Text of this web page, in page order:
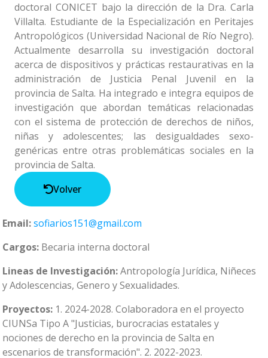
doctoral CONICET bajo la dirección de la Dra. Carla
Villalta. Estudiante de la Especialización en Peritajes
Antropológicos (Universidad Nacional de Río Negro).
Actualmente desarrolla su investigación doctoral
acerca de dispositivos y prácticas restaurativas en la
administración de Justicia Penal Juvenil en la
provincia de Salta. Ha integrado e integra equipos de
investigación que abordan temáticas relacionadas
con el sistema de protección de derechos de niños,
niñas y adolescentes; las desigualdades sexo-
genéricas entre otras problemáticas sociales en la
provincia de Salta.
Volver
Email:sofiarios151@gmail.com
Cargos: Becaria interna doctoral
Lineas de Investigación:Antropología Jurídica, Niñeces
y Adolescencias, Genero y Sexualidades.
Proyectos: 1. 2024-2028. Colaboradora en el proyecto
CIUNSa Tipo A "Justicias, burocracias estatales y
nociones de derecho en la provincia de Salta en
escenarios de transformación". 2. 2022-2023.